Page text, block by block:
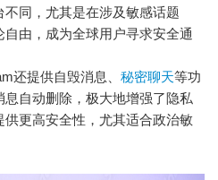
同，尤其是在涉及敏感话题
由，成为全球用户寻求安全通
还提供自毁消息、 秘密聊天等功
自动删除，极大地增强了隐私
更高安全性，尤其适合政治敏